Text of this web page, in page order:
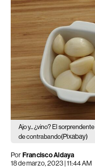
Ajo y... ¿vino? El
de contrabando(Pixabay)
PorFrancisco Aldaya
18 de marzo, 2023 | 11:44 AM